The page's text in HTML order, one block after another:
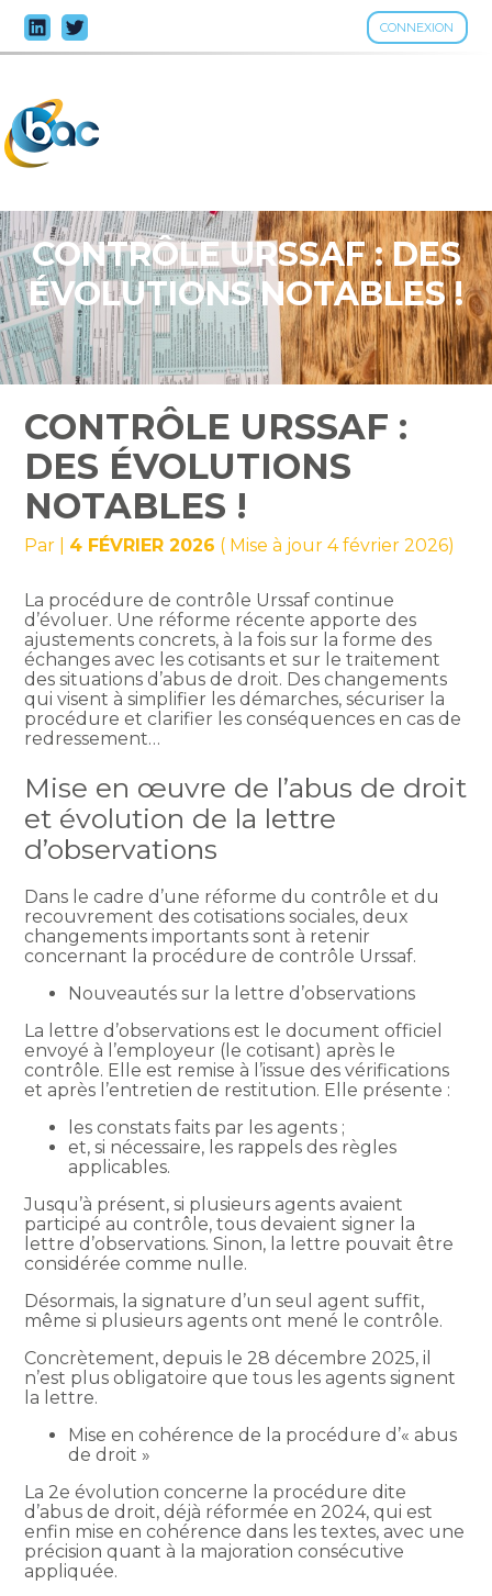
CONNEXION
Aller
au
CONTRÔLE URSSAF : DES
ÉVOLUTIONS NOTABLES !
CONTRÔLE URSSAF :
DES ÉVOLUTIONS
NOTABLES !
Par 4 FÉVRIER 2026 ( Mise à jour 4 février 2026)
La procédure de contrôle Urssaf continue
d’évoluer. Une réforme récente apporte des
ajustements concrets, à la fois sur la forme des
échanges avec les cotisants et sur le traitement
des situations d’abus de droit. Des changements
qui visent à simplifier les démarches, sécuriser la
procédure et clarifier les conséquences en cas de
redressement…
Mise en œuvre de l’abus de droit
et évolution de la lettre
d’observations
Dans le cadre d’une réforme du contrôle et du
recouvrement des cotisations sociales, deux
changements importants sont à retenir
concernant la procédure de contrôle Urssaf.
Nouveautés sur la lettre d’observations
La lettre d’observations est le document officiel
envoyé à l’employeur (le cotisant) après le
contrôle. Elle est remise à l’issue des vérifications
et après l’entretien de restitution. Elle présente :
les constats faits par les agents ;
et, si nécessaire, les rappels des règles
applicables.
Jusqu’à présent, si plusieurs agents avaient
participé au contrôle, tous devaient signer la
lettre d’observations. Sinon, la lettre pouvait être
considérée comme nulle.
Désormais, la signature d’un seul agent suffit,
même si plusieurs agents ont mené le contrôle.
Concrètement, depuis le 28 décembre 2025, il
n’est plus obligatoire que tous les agents signent
la lettre.
Mise en cohérence de la procédure d’« abus
de droit »
La 2e évolution concerne la procédure dite
d’abus de droit, déjà réformée en 2024, qui est
enfin mise en cohérence dans les textes, avec une
précision quant à la majoration consécutive
appliquée.